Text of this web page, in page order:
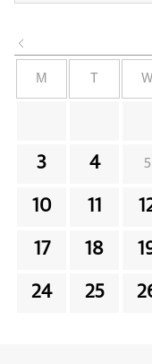
M W
3 4 5
10 11
17 18
24 25